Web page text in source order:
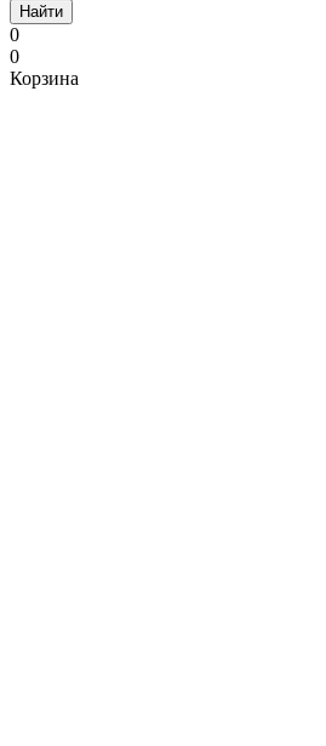
Найти
0
0
Корзина